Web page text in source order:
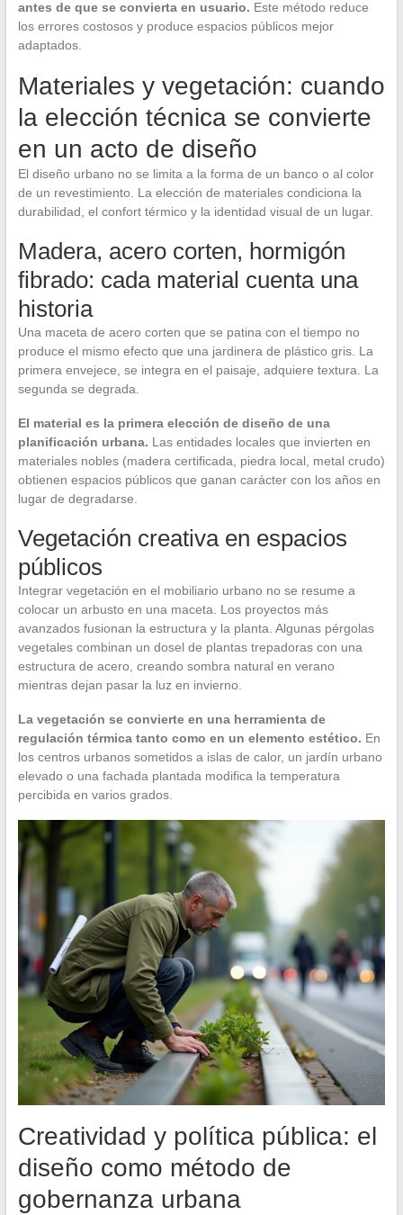
antes de que se convierta en usuario. Este método reduce
los errores costosos y produce espacios públicos mejor
adaptados.
Materiales y vegetación: cuando
la elección técnica se convierte
en un acto de diseño
El diseño urbano no se limita a la forma de un banco o al color
de un revestimiento. La elección de materiales condiciona la
durabilidad, el confort térmico y la identidad visual de un lugar.
Madera, acero corten, hormigón
fibrado: cada material cuenta una
historia
Una maceta de acero corten que se patina con el tiempo no
produce el mismo efecto que una jardinera de plástico gris. La
primera envejece, se integra en el paisaje, adquiere textura. La
segunda se degrada.
El material es la primera elección de diseño de una
planificación urbana. Las entidades locales que invierten en
materiales nobles (madera certificada, piedra local, metal crudo)
obtienen espacios públicos que ganan carácter con los años en
lugar de degradarse.
Vegetación creativa en espacios
públicos
Integrar vegetación en el mobiliario urbano no se resume a
colocar un arbusto en una maceta. Los proyectos más
avanzados fusionan la estructura y la planta. Algunas pérgolas
vegetales combinan un dosel de plantas trepadoras con una
estructura de acero, creando sombra natural en verano
mientras dejan pasar la luz en invierno.
La vegetación se convierte en una herramienta de
regulación térmica tanto como en un elemento estético. En
los centros urbanos sometidos a islas de calor, un jardín urbano
elevado o una fachada plantada modifica la temperatura
percibida en varios grados.
Creatividad y política pública: el
diseño como método de
gobernanza urbana